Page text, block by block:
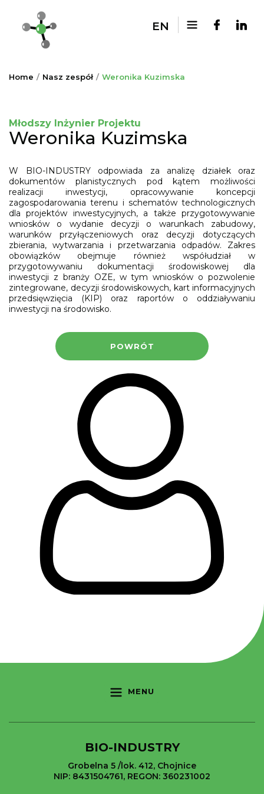
EN
Home Nasz zespół Weronika Kuzimska
Młodszy Inżynier Projektu
Weronika Kuzimska
W BIO-INDUSTRY odpowiada za analizę działek oraz
dokumentów planistycznych pod kątem możliwości
realizacji inwestycji, opracowywanie koncepcji
zagospodarowania terenu i schematów technologicznych
dla projektów inwestycyjnych, a także przygotowywanie
wniosków o wydanie decyzji o warunkach zabudowy,
warunków przyłączeniowych oraz decyzji dotyczących
zbierania, wytwarzania i przetwarzania odpadów. Zakres
obowiązków obejmuje również współudział w
przygotowywaniu dokumentacji środowiskowej dla
inwestycji z branży OZE, w tym wniosków o pozwolenie
zintegrowane, decyzji środowiskowych, kart informacyjnych
przedsięwzięcia (KIP) oraz raportów o oddziaływaniu
inwestycji na środowisko.
POWRÓT
MENU
BIO-INDUSTRY
Grobelna 5 /lok. 412, Chojnice
NIP: 8431504761, REGON: 360231002